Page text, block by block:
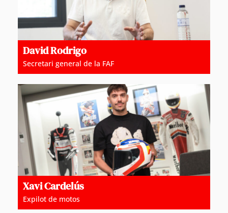
David Rodrigo
Secretari general de la FAF
Xavi Cardelús
Expilot de motos